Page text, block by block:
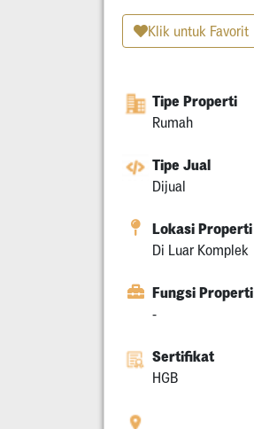
Klik untuk Favorit
Tipe Properti
Rumah
Tipe Jual
Dijual
Lokasi Properti
Di Luar Komplek
Fungsi Properti
-
Sertifikat
HGB